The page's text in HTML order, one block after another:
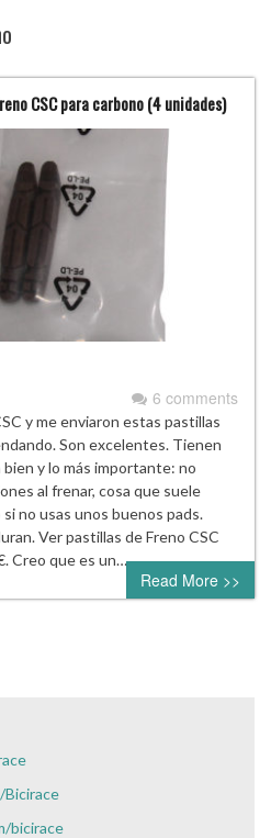
CSC para carbono (4 unidades)
6 comments
y me enviaron estas pastillas
Son excelentes. Tienen
y lo más importante: no
al frenar, cosa que suele
no usas unos buenos pads.
Ver pastillas de Freno CSC
Creo que es un…
Read More >>
bicirace